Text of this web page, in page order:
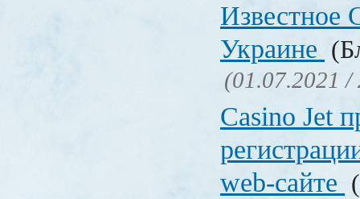
Известное
Украине
(01.07.2021 /
Сasino Jet
web-сайте